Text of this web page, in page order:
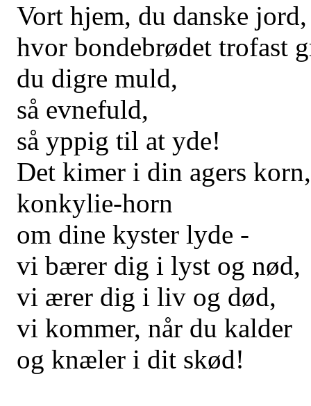
Vort hjem, du danske jord,
hvor bondebrødet trofast
du digre muld,
så evnefuld,
så yppig til at yde!
Det kimer i din agers korn,
konkylie-horn
om dine kyster lyde -
vi bærer dig i lyst og nød,
vi ærer dig i liv og død,
vi kommer, når du kalder
og knæler i dit skød!